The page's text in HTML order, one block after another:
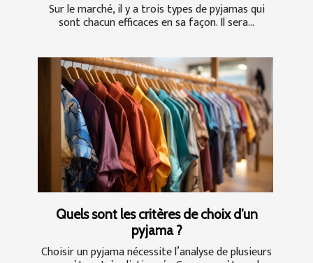
Sur le marché, il y a trois types de pyjamas qui
sont chacun efficaces en sa façon. Il sera...
Quels sont les critères de choix d’un
pyjama ?
Choisir un pyjama nécessite l’analyse de plusieurs